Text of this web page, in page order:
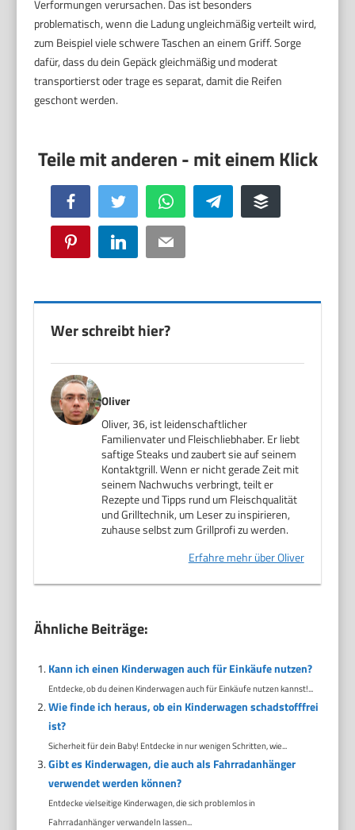
Verformungen verursachen. Das ist besonders
problematisch, wenn die Ladung ungleichmäßig verteilt wird,
zum Beispiel viele schwere Taschen an einem Griff. Sorge
dafür, dass du dein Gepäck gleichmäßig und moderat
transportierst oder trage es separat, damit die Reifen
geschont werden.
Facebook Twitter WhatsApp Telegram Buffer
Pinterest LinkedIn Email
Wer schreibt hier?
Oliver
Oliver, 36, ist leidenschaftlicher
Familienvater und Fleischliebhaber. Er liebt
saftige Steaks und zaubert sie auf seinem
Kontaktgrill. Wenn er nicht gerade Zeit mit
seinem Nachwuchs verbringt, teilt er
Rezepte und Tipps rund um Fleischqualität
und Grilltechnik, um Leser zu inspirieren,
zuhause selbst zum Grillprofi zu werden.
Erfahre mehr über Oliver
Ähnliche Beiträge:
Kann ich einen Kinderwagen auch für Einkäufe nutzen?
Entdecke, ob du deinen Kinderwagen auch für Einkäufe nutzen kannst!...
Wie finde ich heraus, ob ein Kinderwagen schadstofffrei
ist?
Sicherheit für dein Baby! Entdecke in nur wenigen Schritten, wie...
Gibt es Kinderwagen, die auch als Fahrradanhänger
verwendet werden können?
Entdecke vielseitige Kinderwagen, die sich problemlos in
Fahrradanhänger verwandeln lassen...